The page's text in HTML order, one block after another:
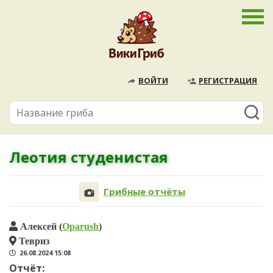
ВОЙТИ РЕГИСТРАЦИЯ
Леотия студенистая
Грибные отчёты
Алексей (Oparush)
Тевриз
26.08.2024 15:08
Отчёт: